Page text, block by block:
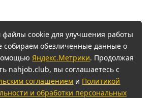
cookie для улучшения работы
собираем обезличенные данные о
Яндекс.Метрики. Продолжая
nahjob.club, вы соглашаетесь с
соглашением и Политикой
и обработки персональных